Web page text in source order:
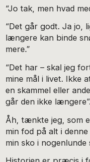
“Jo tak, men hvad
“Det går godt. Ja jo,
længere kan binde
mere.”
“Det har – skal jeg
mine mål i livet. Ikke
en skammel eller
går den ikke længere”.
Åh, tænkte jeg, som
min fod på alt i
min sko i nogenlunde